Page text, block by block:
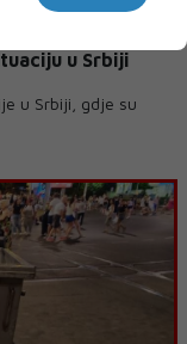
u Srbiji
u Srbiji, gdje su